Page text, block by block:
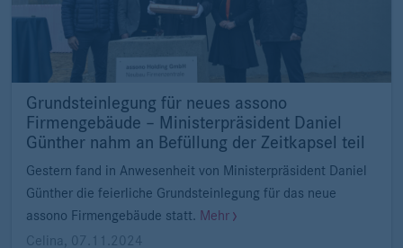
Grundsteinlegung für neues assono
Firmengebäude – Ministerpräsident Daniel
Günther nahm an Befüllung der Zeitkapsel teil
Gestern fand in Anwesenheit von Ministerpräsident Daniel
Günther die feierliche Grundsteinlegung für das neue
assono Firmengebäude statt. Mehr
Celina, 07.11.2024